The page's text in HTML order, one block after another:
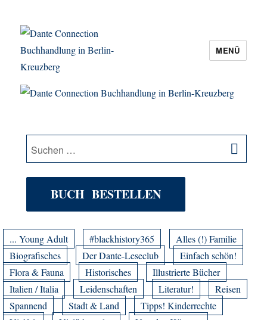
Dante Connection Buchhandlung in
MENÜ
Suche
nach:
BUCH BESTELLEN
... Young Adult #blackhistory365
Alles (!) Familie
Biografisches
Der Dante-Leseclub
Einfach schön!
Flora & Fauna
Historisches
Illustrierte Bücher
Italien / Italia
Leidenschaften Literatur!
Reisen
Spannend
Stadt & Land
Tipps! Kinderrechte